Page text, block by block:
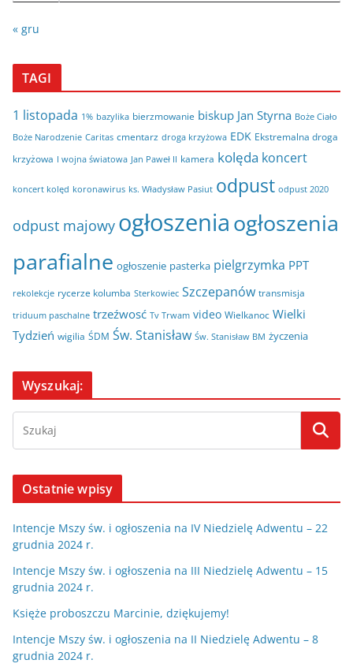
« gru
TAGI
1 listopada 1% bazylika bierzmowanie biskup Jan Styrna Boże Ciało
Boże Narodzenie Caritas cmentarz droga krzyżowa EDK Ekstremalna droga
krzyżowa I wojna światowa Jan Paweł II kamera kolęda koncert
koncert kolęd koronawirus ks. Władysław Pasiut odpust odpust 2020
odpust majowy ogłoszeniaogłoszenia
parafialne ogłoszenie pasterka pielgrzymka PPT
rekolekcje rycerze kolumba Sterkowiec Szczepanów transmisja
triduum paschalne trzeźwosć Tv Trwam video Wielkanoc Wielki
Tydzień wigilia ŚDM Św. Stanisław Św. Stanisław BM życzenia
Wyszukaj:
Ostatnie wpisy
Intencje Mszy św. i ogłoszenia na IV Niedzielę Adwentu – 22
grudnia 2024 r.
Intencje Mszy św. i ogłoszenia na III Niedzielę Adwentu – 15
grudnia 2024 r.
Księże proboszczu Marcinie, dziękujemy!
Intencje Mszy św. i ogłoszenia na II Niedzielę Adwentu – 8
grudnia 2024 r.